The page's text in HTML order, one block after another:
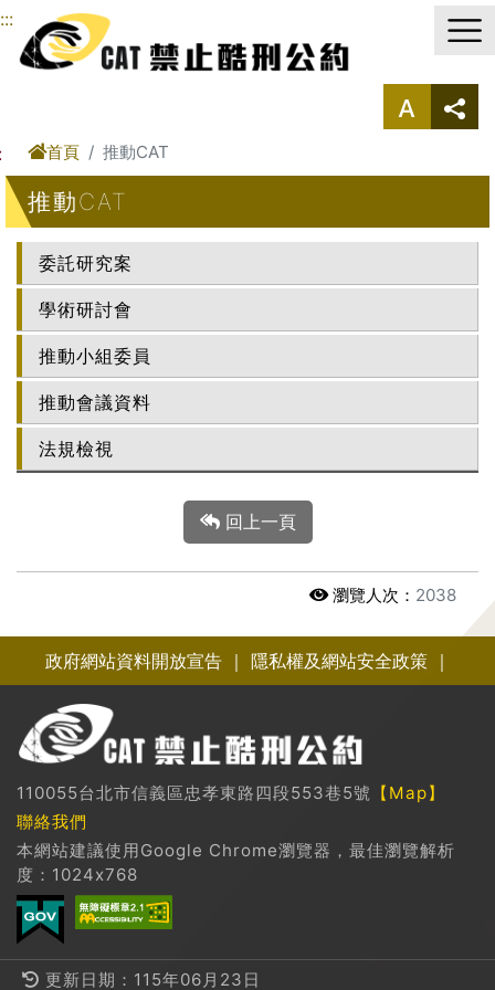
進入內容區塊
:::
首頁 推動CAT
推動CAT
委託研究案
學術研討會
推動小組委員
推動會議資料
法規檢視
回上一頁
瀏覽人次： 2038
政府網站資料開放宣告｜ 隱私權及網站安全政策｜
110055台北市信義區忠孝東路四段553巷5號 【Map】
聯絡我們
本網站建議使用Google Chrome瀏覽器，最佳瀏覽解析
度：1024x768
更新日期：115年06月23日